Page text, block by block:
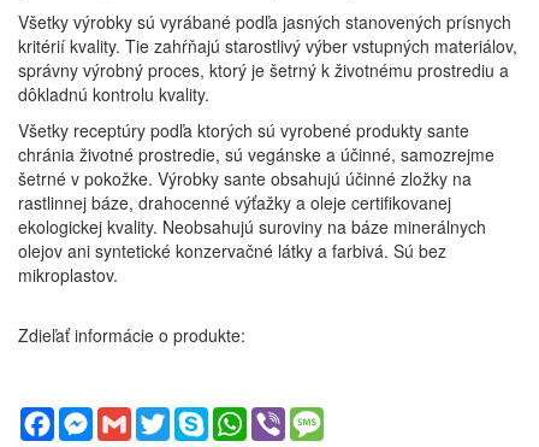
Všetky výrobky sú vyrábané podľa jasných stanovených prísnych
kritérií kvality. Tie zahŕňajú starostlivý výber vstupných materiálov,
správny výrobný proces, ktorý je šetrný k životnému prostrediu a
dôkladnú kontrolu kvality.
Všetky receptúry podľa ktorých sú vyrobené produkty sante
chránia životné prostredie, sú vegánske a účinné, samozrejme
šetrné v pokožke. Výrobky sante obsahujú účinné zložky na
rastlinnej báze, drahocenné výťažky a oleje certifikovanej
ekologickej kvality. Neobsahujú suroviny na báze minerálnych
olejov ani syntetické konzervačné látky a farbivá. Sú bez
mikroplastov.
Zdieľať informácie o produkte:
FacebookMessenger
GmailTwitterSkypeWhatsApp
Viber